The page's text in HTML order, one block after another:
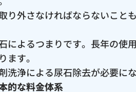
り外さなければならないこと
によるつまりです。長年の使
ます。
洗浄による尿石除去が必要に
的な料金体系